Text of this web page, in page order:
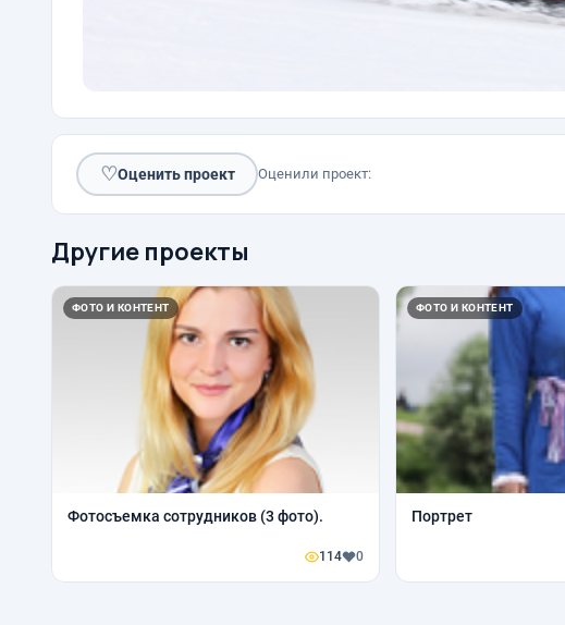
♡Оценить проект Оценили проект:
Другие проекты
ФОТО И КОНТЕНТ
Фотосъемка сотрудников (3 фото).
114 0
ФОТО И КОНТЕНТ
Портрет